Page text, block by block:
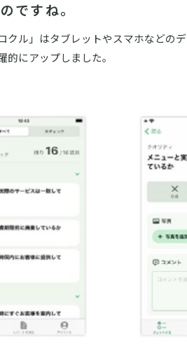
ですね。
クル」はタブレットやスマホなどの
にアップしました。